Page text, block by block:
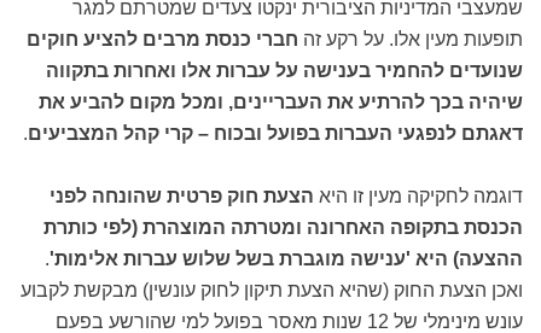
שמעצבי המדיניות הציבורית ינקטו צעדים שמטרתם למגר
תופעות מעין אלו. על רקע זה חברי כנסת מרבים להציע חוקים
שנועדים להחמיר בענישה על עברות אלו ואחרות בתקווה
שיהיה בכך להרתיע את העבריינים, ומכל מקום להביע את
דאגתם לנפגעי העברות בפועל ובכוח – קרי קהל המצביעים.
דוגמה לחקיקה מעין זו היא הצעת חוק פרטית שהונחה לפני
הכנסת בתקופה האחרונה ומטרתה המוצהרת (לפי כותרת
ההצעה) היא 'ענישה מוגברת בשל שלוש עברות אלימות'.
ואכן הצעת החוק (שהיא הצעת תיקון לחוק עונשין) מבקשת לקבוע
עונש מינימלי של 12 שנות מאסר בפועל למי שהורשע בפעם